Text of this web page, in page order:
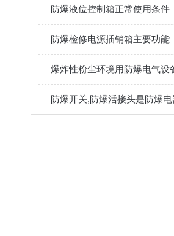
防爆液位控制箱正常使用条件
防爆检修电源插销箱主要功能